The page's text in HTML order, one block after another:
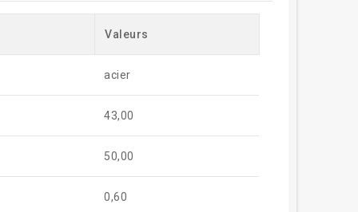
Valeurs
acier
43,00
50,00
0,60